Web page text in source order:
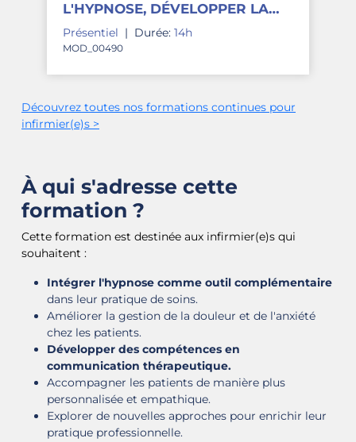
L'HYPNOSE, DÉVELOPPER LA
COMMUNICATION HYPNOTIQUE
Présentiel | Durée: 14h
MOD_00490
Découvrez toutes nos formations continues pour
infirmier(e)s >
À qui s'adresse cette
formation ?
Cette formation est destinée aux infirmier(e)s qui
souhaitent :​
Intégrer l'hypnose comme outil complémentaire
dans leur pratique de soins.
Améliorer la gestion de la douleur et de l'anxiété
chez les patients.
Développer des compétences en
communication thérapeutique.
Accompagner les patients de manière plus
personnalisée et empathique.
Explorer de nouvelles approches pour enrichir leur
pratique professionnelle.